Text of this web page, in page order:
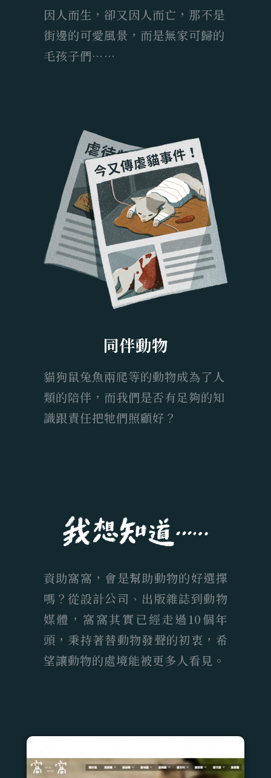
因人而生，卻又因人而亡，那不是
街邊的可愛風景，而是無家可歸的
毛孩子們⋯⋯
同伴動物
貓狗鼠兔魚兩爬等的動物成為了人
類的陪伴，而我們是否有足夠的知
識跟責任把牠們照顧好？
資助窩窩，會是幫助動物的好選擇
嗎？從設計公司、出版雜誌到動物
媒體，窩窩其實已經走過10個年
頭，秉持著替動物發聲的初衷，希
望讓動物的處境能被更多人看見。